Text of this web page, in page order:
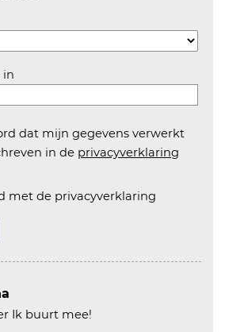
in
dat mijn gegevens verwerkt
in de privacyverklaring
met de privacyverklaring
Ik buurt mee!